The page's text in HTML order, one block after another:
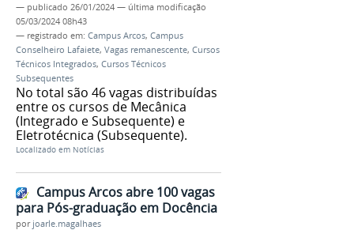
— publicado 26/01/2024 — última modificação
05/03/2024 08h43
— registrado em: Campus Arcos, Campus
Conselheiro Lafaiete, Vagas remanescente, Cursos
Técnicos Integrados, Cursos Técnicos
Subsequentes
No total são 46 vagas distribuídas
entre os cursos de Mecânica
(Integrado e Subsequente) e
Eletrotécnica (Subsequente).
Localizado em Notícias
Campus Arcos abre 100 vagas
para Pós-graduação em Docência
por joarle.magalhaes